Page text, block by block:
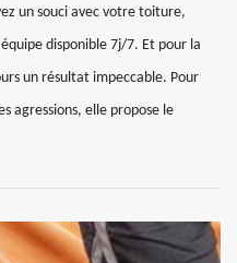
un souci avec votre toiture,
disponible 7j/7. Et pour la
un résultat impeccable. Pour
agressions, elle propose le